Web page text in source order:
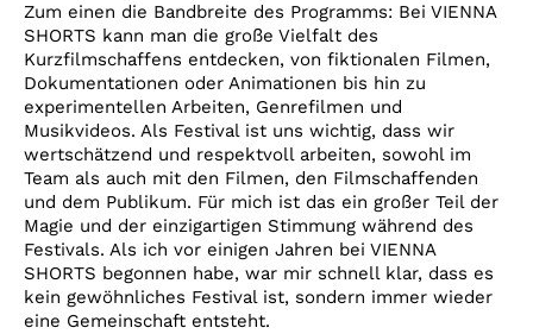
Zum einen die Bandbreite des Programms: Bei VIENNA
SHORTS kann man die große Vielfalt des
Kurzfilmschaffens entdecken, von fiktionalen Filmen,
Dokumentationen oder Animationen bis hin zu
experimentellen Arbeiten, Genrefilmen und
Musikvideos. Als Festival ist uns wichtig, dass wir
wertschätzend und respektvoll arbeiten, sowohl im
Team als auch mit den Filmen, den Filmschaffenden
und dem Publikum. Für mich ist das ein großer Teil der
Magie und der einzigartigen Stimmung während des
Festivals. Als ich vor einigen Jahren bei VIENNA
SHORTS begonnen habe, war mir schnell klar, dass es
kein gewöhnliches Festival ist, sondern immer wieder
eine Gemeinschaft entsteht.